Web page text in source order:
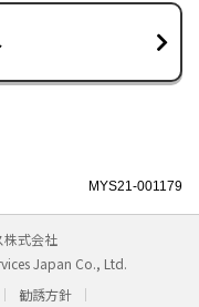
MYS21-001179
株式会社
Japan Co., Ltd.
勧誘方針